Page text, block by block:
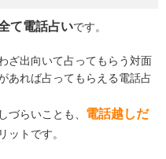
て電話占いです。
ざ出向いて占ってもらう対面
あれば占ってもらえる電話占
づらいことも、 電話越しだ
ットです。